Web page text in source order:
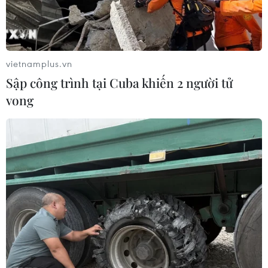
Seoul - “Thành phố yêu thích nhất”
của thế hệ MZ 5 năm liên tiếp
02/08/2026 06:00
CƠ QUAN CHỦ QUẢN: THÔNG TẤN XÃ VIỆT NAM
Tổng Biên tập: TRẦN TIẾN DUẨN
Phó Tổng Biên tập: NGUYỄN THỊ TÁM, KHÚC THANH
THỦY
vietnamplus.vn
Sập công trình tại Cuba khiến 2 người tử
vong